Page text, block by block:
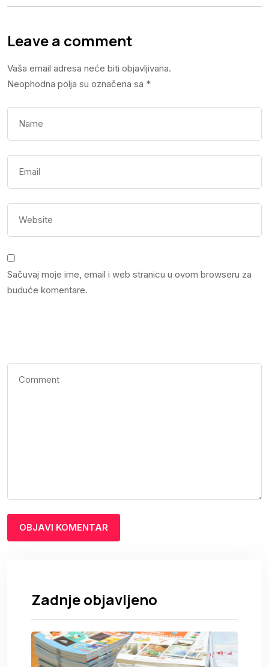
Leave a comment
Vaša email adresa neće biti objavljivana.
Neophodna polja su označena sa *
Sačuvaj moje ime, email i web stranicu u ovom browseru za
buduće komentare.
Zadnje objavljeno